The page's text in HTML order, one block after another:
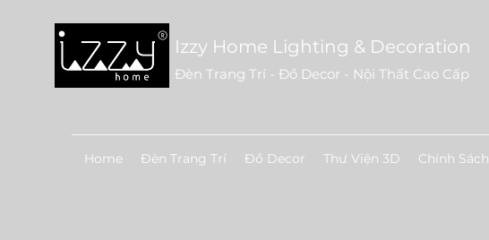
Izzy Home Lighting & Decoration
Đèn Trang Trí - Đồ Decor - Nội Thất Cao Cấp
Home Đèn Trang Trí Đồ Decor Thư Viện 3D Chính Sách